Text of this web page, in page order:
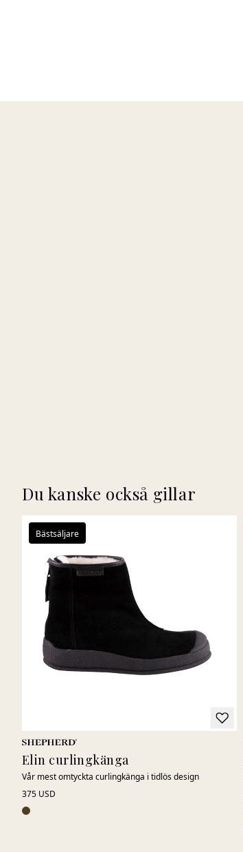
Du kanske också gillar
Bästsäljare
Elin curlingkänga
Vår mest omtyckta curlingkänga i tidlös design
375 USD